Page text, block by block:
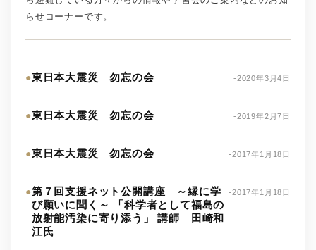
らせコーナーです。
●東日本大震災 勿忘の会 -2020年3月4日
●東日本大震災 勿忘の会 -2019年2月7日
●東日本大震災 勿忘の会 -2017年1月18日
●第７回支援ネット公開講座 ～縁に学
び願いに聞く～ 「科学者として福島の
放射能汚染に寄り添う」 講師 田崎和
江氏
-2017年1月18日